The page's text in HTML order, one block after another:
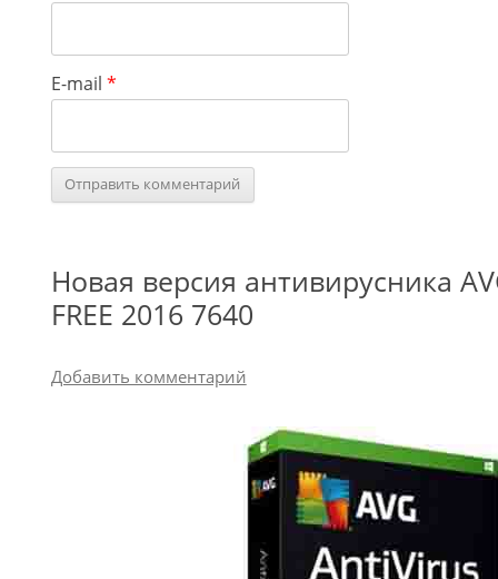
E-mail *
Новая версия антивирусника
FREE 2016 7640
Добавить комментарий